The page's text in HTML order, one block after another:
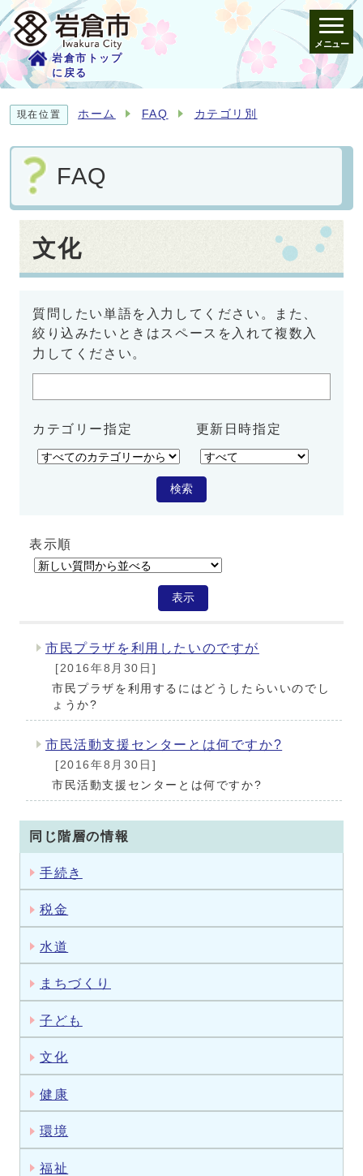
岩倉市トップ
に戻る
メニュー
現在位置 ホーム FAQ カテゴリ別
FAQ
文化
質問したい単語を入力してください。また、
絞り込みたいときはスペースを入れて複数入
力してください。
カテゴリー指定 更新日時指定
検索
メインメニュー
表示順
表示
市民プラザを利用したいのですが
[2016年8月30日]
市民プラザを利用するにはどうしたらいいのでし
ょうか?
市民活動支援センターとは何ですか?
[2016年8月30日]
市民活動支援センターとは何ですか?
同じ階層の情報
手続き
税金
水道
まちづくり
子ども
文化
健康
環境
福祉